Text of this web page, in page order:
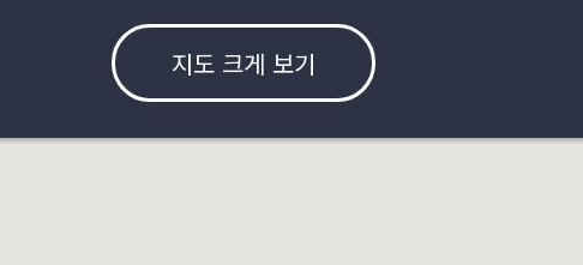
지도 크게 보기